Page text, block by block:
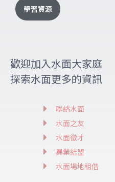
學習資源
歡迎加入水面大家庭
探索水面更多的資訊
聯絡水面
水面之友
水面徵才
異業結盟
水面場地租借